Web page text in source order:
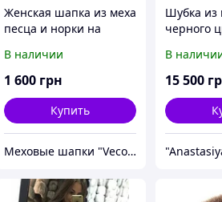
Женская шапка из меха
песца и норки на
"Кубанка" (капучино).
В наличии
1 600 грн
Купить
Меховые шапки "Vecons"
Шубка из
черного
В
15 500